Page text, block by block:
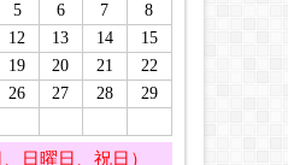
5 6 7
8
12 13 14
15
19 20 21
22
26 27 28
29
日曜日、祝日）